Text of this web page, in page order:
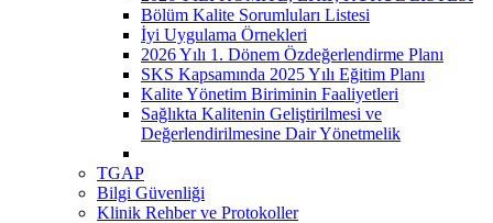
Bölüm Kalite Sorumluları Listesi
İyi Uygulama Örnekleri
2026 Yılı 1. Dönem Özdeğerlendirme Planı
SKS Kapsamında 2025 Yılı Eğitim Planı
Kalite Yönetim Biriminin Faaliyetleri
Sağlıkta Kalitenin Geliştirilmesi ve
Değerlendirilmesine Dair Yönetmelik
TGAP
Bilgi Güvenliği
Klinik Rehber ve Protokoller